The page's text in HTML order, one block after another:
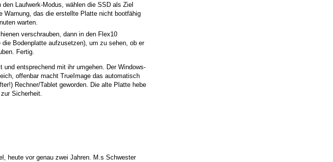
Laufwerk-Modus, wählen die SSD als Ziel
Warnung, das die erstellte Platte nicht bootfähig
warten.
verschrauben, dann in den Flex10
Bodenplatte aufzusetzen), um zu sehen, ob er
Fertig.
entsprechend mit ihr umgehen. Der Windows-
offenbar macht TrueImage das automatisch
Rechner/Tablet geworden. Die alte Platte hebe
Sicherheit.
heute vor genau zwei Jahren. M.s Schwester